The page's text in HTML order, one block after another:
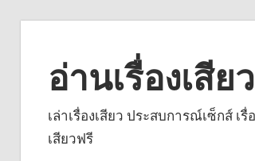
contentอ่านเรื่องเสี
เล่าเรื่องเสียว ประสบการณ์เซ็กส์
เสียวฟรี